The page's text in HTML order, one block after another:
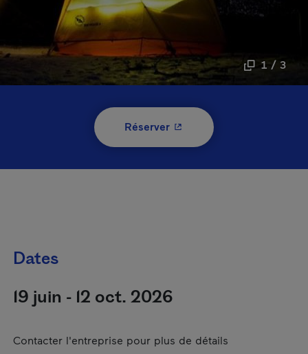
1 / 3
Réserver- Cet hyperlien s'ouvrira
Dates
19 juin - 12 oct. 2026
Contacter l'entreprise pour plus de détails